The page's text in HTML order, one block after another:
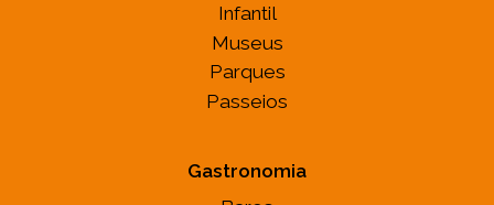
Infantil
Museus
Parques
Passeios
Gastronomia